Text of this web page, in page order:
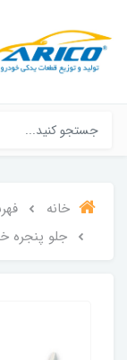
خانه
جلو پنجره